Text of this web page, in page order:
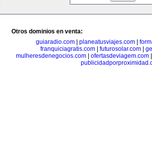
Otros dominios en venta:
guiaradio.com
planeatusviajes.com
franquiciagratis.com
futurosolar.com
mulheresdenegocios.com
ofertasdeviagem.com